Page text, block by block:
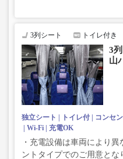
3列シート トイレ付き
3
山
独立シート トイレ付 コンセ
Wi-Fi
充電OK
・充電設備は車両により
ントタイプでのご用意とな